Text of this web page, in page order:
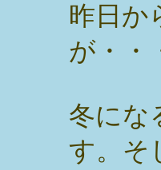
昨日か
が・・
冬にな
す。そ